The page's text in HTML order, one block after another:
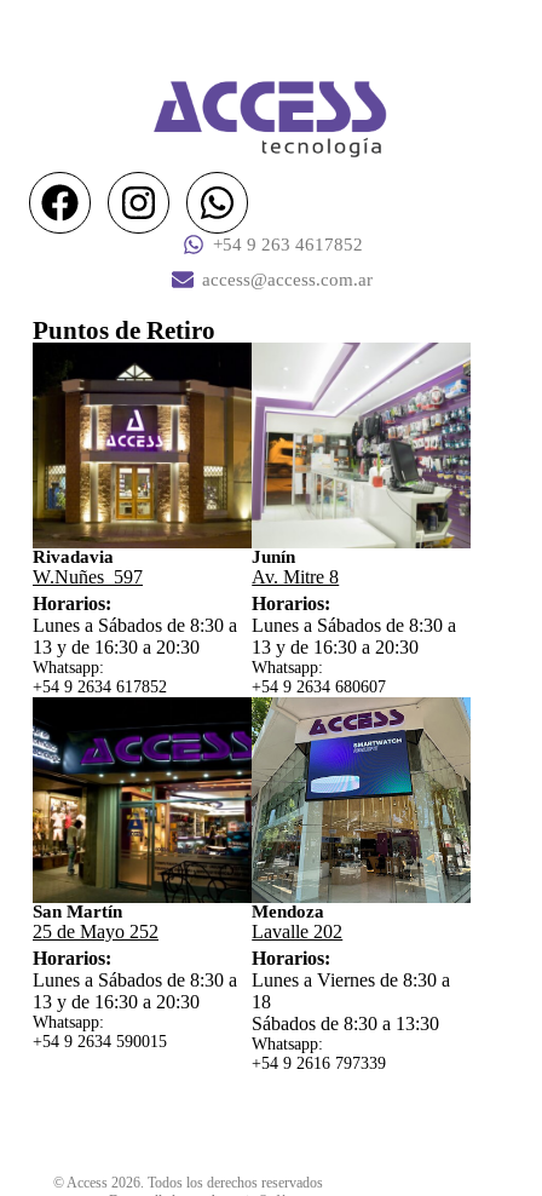
+54 9 263 4617852
access@access.com.ar
Puntos de Retiro
Rivadavia
W.Nuñes 597
Horarios:
Lunes a Sábados de 8:30 a
13 y de 16:30 a 20:30
Whatsapp:
+54 9 2634 617852
Junín
Av. Mitre 8
Horarios:
Lunes a Sábados de 8:30 a
13 y de 16:30 a 20:30
Whatsapp:
+54 9 2634 680607
San Martín
25 de Mayo 252
Horarios:
Lunes a Sábados de 8:30 a
13 y de 16:30 a 20:30
Whatsapp:
+54 9 2634 590015
Mendoza
Lavalle 202
Horarios:
Lunes a Viernes de 8:30 a
18
Sábados de 8:30 a 13:30
Whatsapp:
+54 9 2616 797339
© Access 2026. Todos los derechos reservados